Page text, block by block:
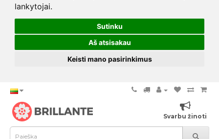
lankytojai.
Sutinku
Aš atsisakau
Keisti mano pasirinkimus
Svarbu žinoti